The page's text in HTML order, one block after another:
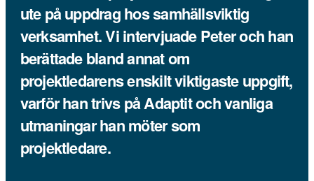
ute på uppdrag hos samhällsviktig
verksamhet. Vi intervjuade Peter och han
berättade bland annat om
projektledarens enskilt viktigaste uppgift,
varför han trivs på Adaptit och vanliga
utmaningar han möter som
projektledare.